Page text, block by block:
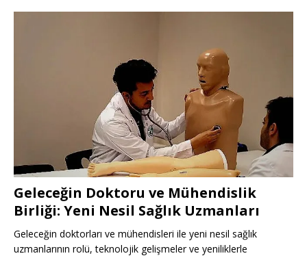
Geleceğin Doktoru ve Mühendislik
Birliği: Yeni Nesil Sağlık Uzmanları
Geleceğin doktorları ve mühendisleri ile yeni nesil sağlık
uzmanlarının rolü, teknolojik gelişmeler ve yeniliklerle